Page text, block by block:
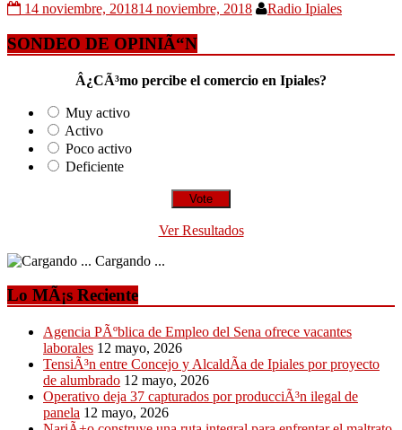
14 noviembre, 201814 noviembre, 2018 Radio Ipiales
SONDEO DE OPINIÃ“N
Â¿CÃ³mo percibe el comercio en Ipiales?
Muy activo
Activo
Poco activo
Deficiente
Ver Resultados
Cargando ...
Lo MÃ¡s Reciente
Agencia PÃºblica de Empleo del Sena ofrece vacantes
laborales 12 mayo, 2026
TensiÃ³n entre Concejo y AlcaldÃ­a de Ipiales por proyecto
de alumbrado 12 mayo, 2026
Operativo deja 37 capturados por producciÃ³n ilegal de
panela 12 mayo, 2026